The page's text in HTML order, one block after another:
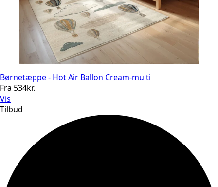
Børnetæppe - Hot Air Ballon Cream-multi
Fra 534kr.
Vis
Tilbud